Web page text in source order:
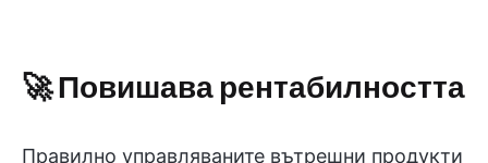
🚀 Повишава рентабилността
Правилно управляваните вътрешни продукти